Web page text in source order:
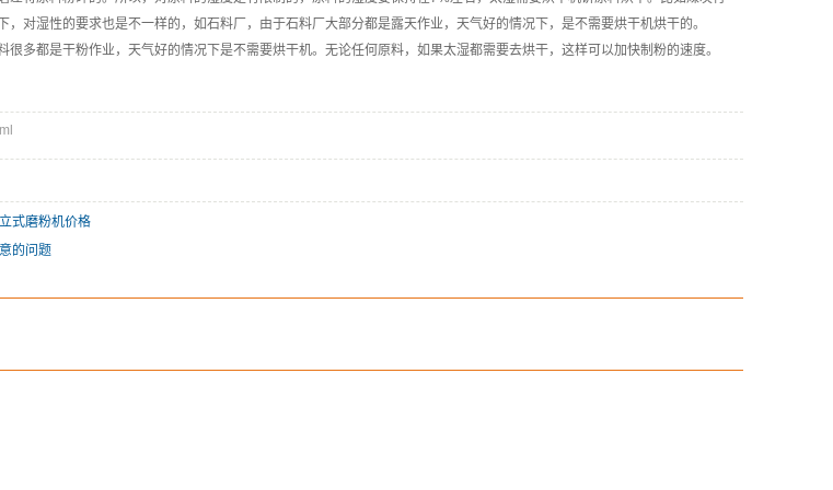
对湿性的要求也是不一样的，如石料厂，由于石料厂大部分都是露天作业，天气好的情况下，是不需要烘干机烘干的。
很多都是干粉作业，天气好的情况下是不需要烘干机。无论任何原料，如果太湿都需要去烘干，这样可以加快制粉的速度。
式磨粉机价格
的问题